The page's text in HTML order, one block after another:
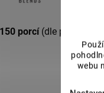
webu
porcí(dle použití